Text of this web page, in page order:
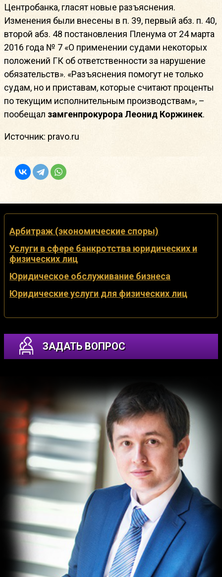
Центробанка, гласят новые разъяснения.
Изменения были внесены в п. 39, первый абз. п. 40,
второй абз. 48 постановления Пленума от 24 марта
2016 года № 7 «О применении судами некоторых
положений ГК об ответственности за нарушение
обязательств». «Разъяснения помогут не только
судам, но и приставам, которые считают проценты
по текущим исполнительным производствам», –
пообещал замгенпрокурора Леонид Коржинек.
Источник: pravo.ru
Арбитраж (экономические споры)
Услуги в сфере банкротства юридических и
физических лиц
Юридическое обслуживание бизнеса
Юридические услуги для физических лиц
ЗАДАТЬ ВОПРОС